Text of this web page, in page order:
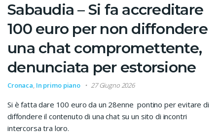
Sabaudia – Si fa accreditare
100 euro per non diffondere
una chat compromettente,
denunciata per estorsione
Cronaca, In primo piano 27 Giugno 2026
Si è fatta dare 100 euro da un 28enne pontino per evitare di
diffondere il contenuto di una chat su un sito di incontri
intercorsa tra loro.